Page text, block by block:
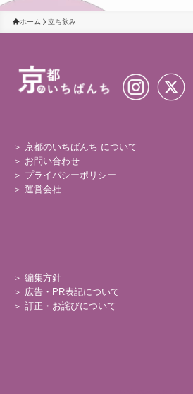
ホーム 立ち飲み
＞ 京都のいちばんち について
＞ お問い合わせ
＞ プライバシーポリシー
＞ 運営会社
＞ 編集方針
＞ 広告・PR表記について
＞ 訂正・お詫びについて